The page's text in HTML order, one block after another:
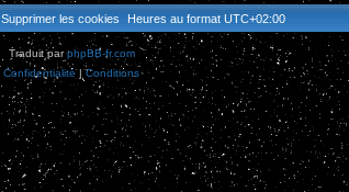
Heures au format UTC+02:00
Supprimer les cookies
Traduit parphpBB-fr.com
Confidentialité|Conditions